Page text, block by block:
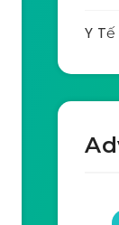
Y Tế